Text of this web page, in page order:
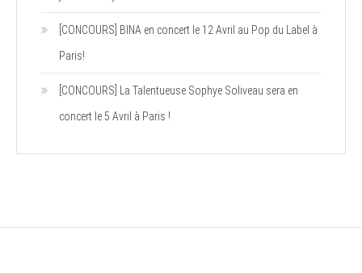
[CONCOURS] BINA en concert le 12 Avril au Pop du Label à
Paris!
[CONCOURS] La Talentueuse Sophye Soliveau sera en
concert le 5 Avril à Paris !